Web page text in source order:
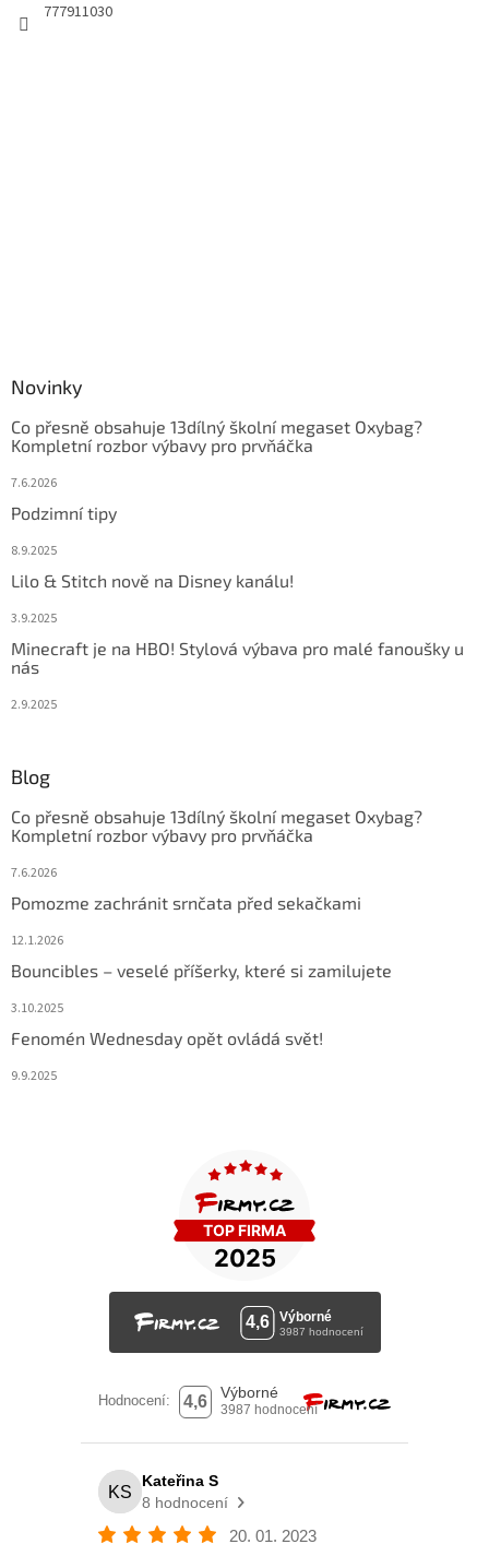
777911030
Novinky
Co přesně obsahuje 13dílný školní megaset Oxybag?
Kompletní rozbor výbavy pro prvňáčka
7.6.2026
Podzimní tipy
8.9.2025
Lilo & Stitch nově na Disney kanálu!
3.9.2025
Minecraft je na HBO! Stylová výbava pro malé fanoušky u
nás
2.9.2025
Blog
Co přesně obsahuje 13dílný školní megaset Oxybag?
Kompletní rozbor výbavy pro prvňáčka
7.6.2026
Pomozme zachránit srnčata před sekačkami
12.1.2026
Bouncibles – veselé příšerky, které si zamilujete
3.10.2025
Fenomén Wednesday opět ovládá svět!
9.9.2025